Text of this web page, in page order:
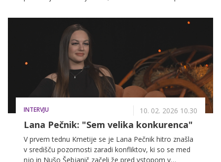
preglasen, kdo igra igro ega in kdo v resnici kaže pravi
obraz. Medtem ko nekatere slavijo svoje male zmage,
druge odkrito izražajo nezadovoljstvo in ljubosumje.
Skupinski zmenki, ki sledijo, obljubljajo sprostitev in
romantiko, a tudi nova presenečenja, ki bodo
premešala razmerja moči.
INTERVJU 10. 02. 2026 10.30
Lana Pečnik: "Sem velika konkurenca"
V prvem tednu Kmetije se je Lana Pečnik hitro znašla
v središču pozornosti zaradi konfliktov, ki so se med
njo in Nušo Šebjanič začeli že pred vstopom v